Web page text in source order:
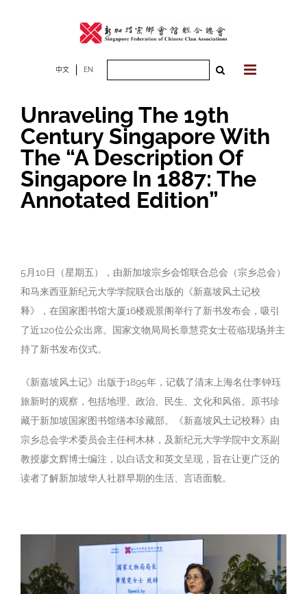
中文 EN
Unraveling The 19th
Century Singapore With
The “A Description Of
Singapore In 1887: The
Annotated Edition”
5月10日（星期五），由新加坡宗乡会馆联合总会（宗乡总会）
和马来西亚新纪元大学学院联合出版的《新嘉坡风土记校
释》，在国家图书馆大厦16楼观景阁举行了新书发布会，吸引
了近120位公众出席。国家文物局局长章慧霓女士莅临现场并主
持了新书发布仪式。
《新嘉坡风土记》出版于1895年，记载了清末上海名仕李钟珏
旅新时的观察，包括地理、政治、民生、文化和风俗。原书珍
藏于新加坡国家图书馆缮本珍藏部。《新嘉坡风土记校释》由
宗乡总会学术委员会主任柯木林，及新纪元大学学院中文系副
教授廖文辉博士编注，以白话文和英文呈现，旨在让更广泛的
读者了解新加坡华人社群早期的生活、言语面貌。